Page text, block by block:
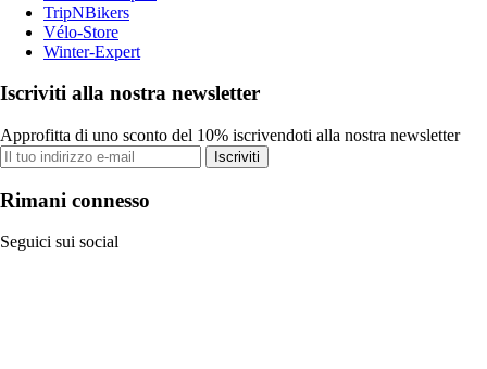
TripNBikers
Vélo-Store
Winter-Expert
Iscriviti alla nostra newsletter
Approfitta di uno sconto del 10% iscrivendoti alla nostra newsletter
Iscriviti
Rimani connesso
Seguici sui social